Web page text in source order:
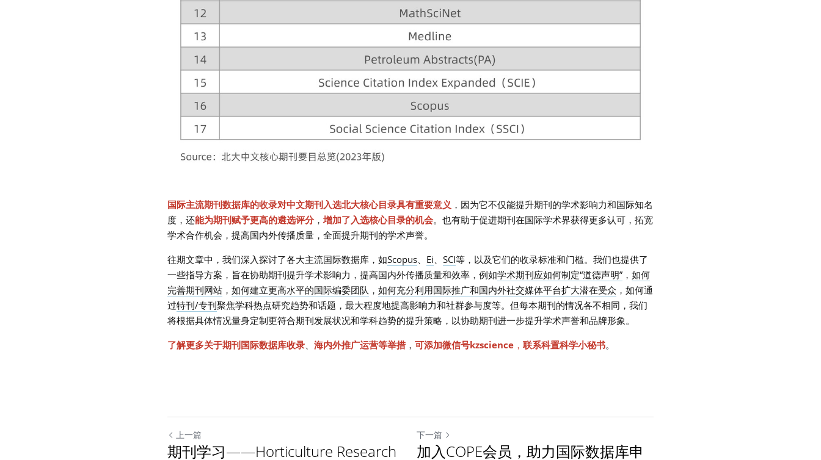
国际主流期刊数据库的收录对中文期刊入选北大核心目录具有重要意义 ，因为它不仅能提升期刊的学术影响力和国际知名
度，还能为期刊赋予更高的遴选评分，增加了入选核心目录的机会。也有助于促进期刊在国际学术界获得更多认可，拓宽
学术合作机会，提高国内外传播质量，全面提升期刊的学术声誉。
往期文章中，我们深入探讨了各大主流国际数据库，如Scopus Ei SCI等，以及它们的收录标准和门槛。我们也提供了
一些指导方案，旨在协助期刊提升学术影响力，提高国内外传播质量和效率，例如学术期刊应如何制定“道德声明” ， 如何
完善期刊网站 ， 如何建立更高水平的国际编委团队 ， 如何充分利用国际推广和国内外社交媒体平台扩大潜在受众 ，如何通
过特刊/专刊聚焦学科热点研究趋势和话题，最大程度地提高影响力和社群参与度等。但每本期刊的情况各不相同，我们
将根据具体情况量身定制更符合期刊发展状况和学科趋势的提升策略，以协助期刊进一步提升学术声誉和品牌形象。
了解更多关于期刊国际数据库收录
海内外推广运营等举措， 可添加微信号kzscience ， 联系科置科学小秘书。
上一篇
期刊学习——Horticulture Research
下一篇
加入COPE会员，助力国际数据库申